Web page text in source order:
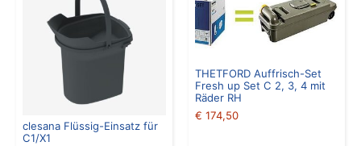
clesana Flüssig-Einsatz für
C1/X1
THETFORD Auffrisch-Set
Fresh up Set C 2, 3, 4 mit
Räder RH
€ 174,50